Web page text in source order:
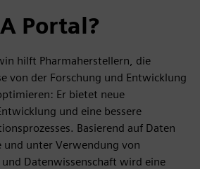
Portal?
hilft Pharmaherstellern, die
von der Forschung und Entwicklung
Er bietet neue
und eine bessere
Basierend auf Daten
und unter Verwendung von
Datenwissenschaft wird eine